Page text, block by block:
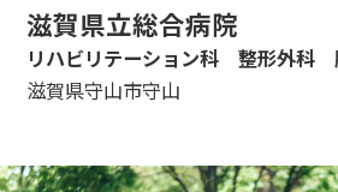
病名検索
病気のカテゴリー
滋賀県立総合病院
リハビリテーション科 整形外科
滋賀県守山市守山